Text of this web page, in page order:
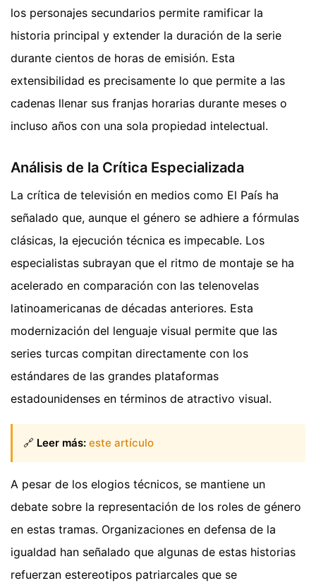
los personajes secundarios permite ramificar la
historia principal y extender la duración de la serie
durante cientos de horas de emisión. Esta
extensibilidad es precisamente lo que permite a las
cadenas llenar sus franjas horarias durante meses o
incluso años con una sola propiedad intelectual.
Análisis de la Crítica Especializada
La crítica de televisión en medios como El País ha
señalado que, aunque el género se adhiere a fórmulas
clásicas, la ejecución técnica es impecable. Los
especialistas subrayan que el ritmo de montaje se ha
acelerado en comparación con las telenovelas
latinoamericanas de décadas anteriores. Esta
modernización del lenguaje visual permite que las
series turcas compitan directamente con los
estándares de las grandes plataformas
estadounidenses en términos de atractivo visual.
🔗 Leer más: este artículo
A pesar de los elogios técnicos, se mantiene un
debate sobre la representación de los roles de género
en estas tramas. Organizaciones en defensa de la
igualdad han señalado que algunas de estas historias
refuerzan estereotipos patriarcales que se